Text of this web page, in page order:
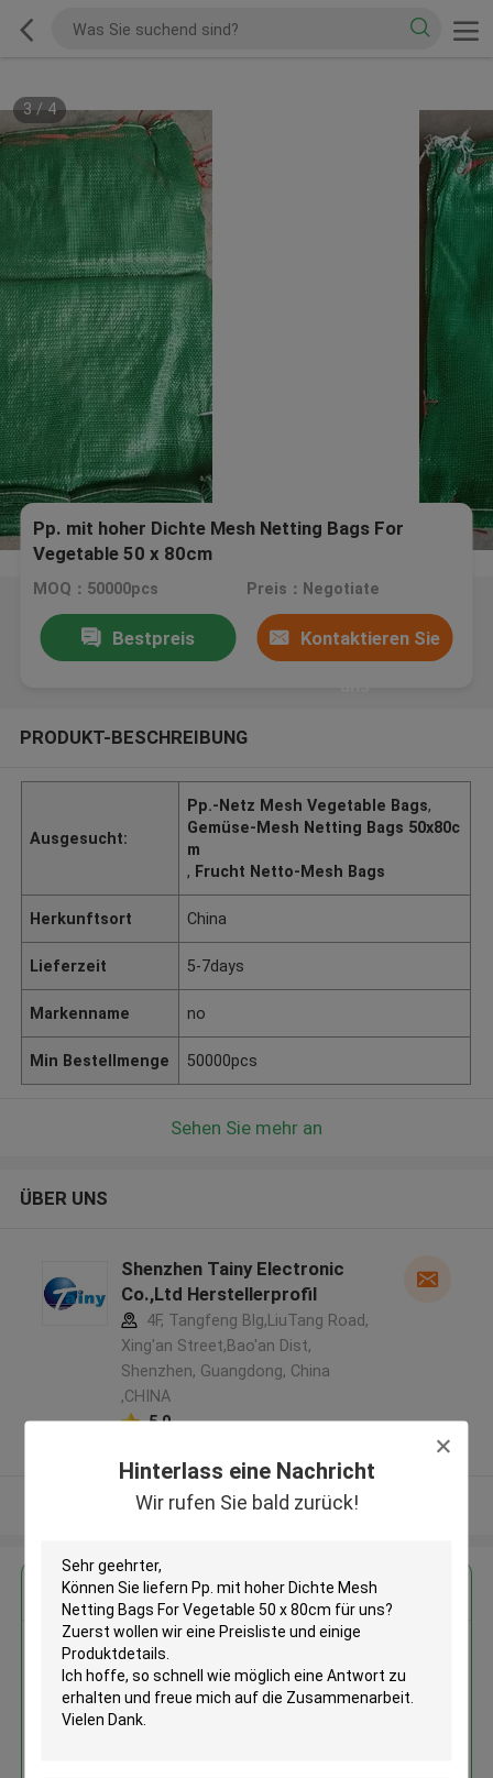
Hinterlass eine Nachricht
Wir rufen Sie bald zurück!
3 / 4
Pp. mit hoher Dichte Mesh Netting Bags For
Vegetable 50 x 80cm
MOQ：50000pcs Preis：Negotiate
Bestpreis Kontaktieren Sie
PRODUKT-BESCHREIBUNG
Ausgesucht:
Pp.-Netz Mesh Vegetable Bags,
Gemüse-Mesh Netting Bags 50x80c
m
, Frucht Netto-Mesh Bags
Herkunftsort China
Lieferzeit 5-7days
Markenname no
Min Bestellmenge 50000pcs
Sehen Sie mehr an
ÜBER UNS
Shenzhen Tainy Electronic
Co.,Ltd Herstellerprofil
4F, Tangfeng Blg,LiuTang Road,
Xing'an Street,Bao'an Dist,
Shenzhen, Guangdong, China
,CHINA
5.0
Sehen Sie mehr an
Erhalten Sie den besten Preis für
Netting Bags For Vegetable 50 x
80cm